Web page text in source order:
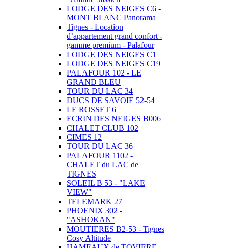
LODGE DES NEIGES C6 -
MONT BLANC Panorama
Tignes - Location
d’appartement grand confort -
gamme premium - Palafour
LODGE DES NEIGES C1
LODGE DES NEIGES C19
PALAFOUR 102 - LE
GRAND BLEU
TOUR DU LAC 34
DUCS DE SAVOIE 52-54
LE ROSSET 6
ECRIN DES NEIGES B006
CHALET CLUB 102
CIMES 12
TOUR DU LAC 36
PALAFOUR 1102 -
CHALET du LAC de
TIGNES
SOLEIL B 53 - "LAKE
VIEW"
TELEMARK 27
PHOENIX 302 -
"ASHOKAN"
MOUTIERES B2-53 - Tignes
Cosy Altitude